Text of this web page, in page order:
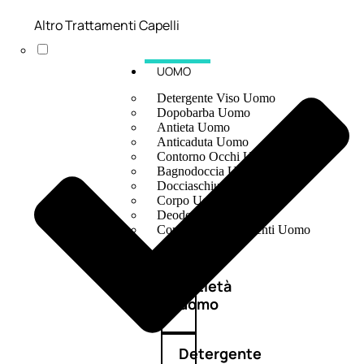
UOMO
Detergente Viso Uomo
Dopobarba Uomo
Antieta Uomo
Anticaduta Uomo
Contorno Occhi Uomo
Bagnodoccia Uomo Profumi
Docciaschiuma Uomo
Corpo Uomo
Deodoranti Uomo
Confezioni Trattamenti Uomo
Antietà
uomo
Detergente
Altro Trattamenti Capelli